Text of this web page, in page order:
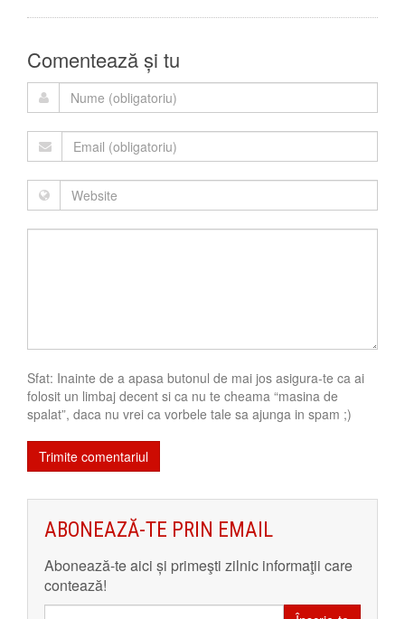
Comentează și tu
Sfat: Inainte de a apasa butonul de mai jos asigura-te ca ai
folosit un limbaj decent si ca nu te cheama “masina de
spalat”, daca nu vrei ca vorbele tale sa ajunga in spam ;)
ABONEAZĂ-TE PRIN EMAIL
Abonează-te aici și primeşti zilnic informaţii care
contează!